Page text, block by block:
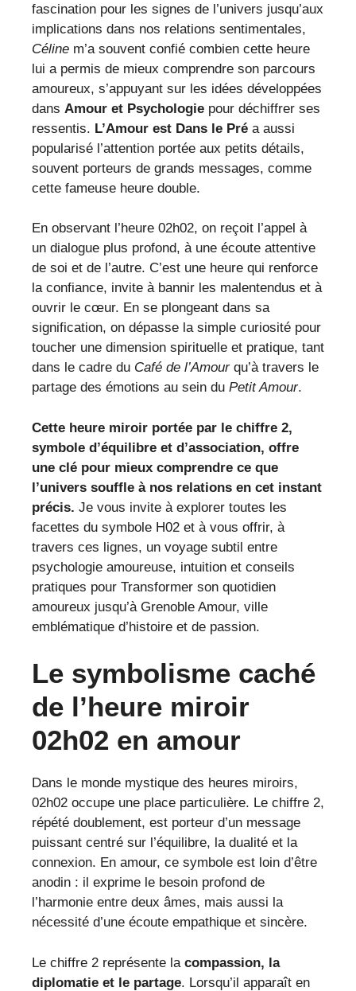
fascination pour les signes de l’univers jusqu’aux
implications dans nos relations sentimentales,
Céline m’a souvent confié combien cette heure
lui a permis de mieux comprendre son parcours
amoureux, s’appuyant sur les idées développées
dans Amour et Psychologie pour déchiffrer ses
ressentis. L’Amour est Dans le Pré a aussi
popularisé l’attention portée aux petits détails,
souvent porteurs de grands messages, comme
cette fameuse heure double.
En observant l’heure 02h02, on reçoit l’appel à
un dialogue plus profond, à une écoute attentive
de soi et de l’autre. C’est une heure qui renforce
la confiance, invite à bannir les malentendus et à
ouvrir le cœur. En se plongeant dans sa
signification, on dépasse la simple curiosité pour
toucher une dimension spirituelle et pratique, tant
dans le cadre du Café de l’Amourqu’à travers le
partage des émotions au sein du Petit Amour.
Cette heure miroir portée par le chiffre 2,
symbole d’équilibre et d’association, offre
une clé pour mieux comprendre ce que
l’univers souffle à nos relations en cet instant
précis. Je vous invite à explorer toutes les
facettes du symbole H02 et à vous offrir, à
travers ces lignes, un voyage subtil entre
psychologie amoureuse, intuition et conseils
pratiques pour Transformer son quotidien
amoureux jusqu’à Grenoble Amour, ville
emblématique d’histoire et de passion.
Le symbolisme caché
de l’heure miroir
02h02 en amour
Dans le monde mystique des heures miroirs,
02h02 occupe une place particulière. Le chiffre 2,
répété doublement, est porteur d’un message
puissant centré sur l’équilibre, la dualité et la
connexion. En amour, ce symbole est loin d’être
anodin : il exprime le besoin profond de
l’harmonie entre deux âmes, mais aussi la
nécessité d’une écoute empathique et sincère.
Le chiffre 2 représente la compassion, la
diplomatie et le partage. Lorsqu’il apparaît en